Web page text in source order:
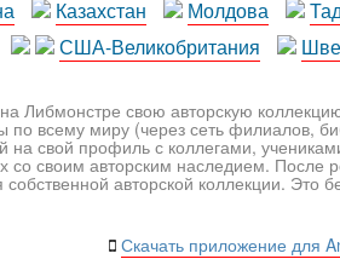
Казахстан Молдова
США-Великобритания
Либмонстре свою авторскую
по всему миру (через сеть филиалов,
на свой профиль с коллегами,
со своим авторским наследием.
авторской коллекции. Это
Скачать приложение для